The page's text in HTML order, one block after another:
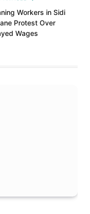
Workers in Sidi
Protest Over
Wages